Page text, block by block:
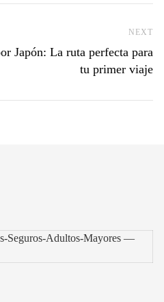
NEXT
Japón: La ruta perfecta para
tu primer viaje